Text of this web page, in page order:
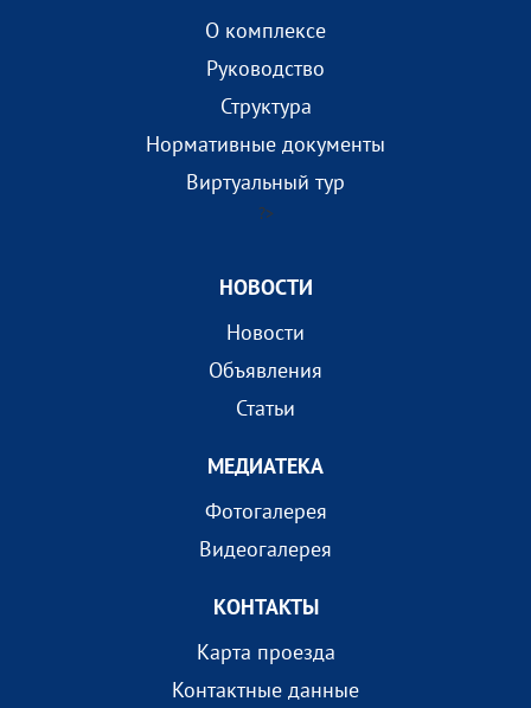
О комплексе
Руководство
Структура
Нормативные документы
Виртуальный тур
?>
НОВОСТИ
Новости
Объявления
Статьи
МEДИАТEКА
Фотогалерея
Видеогалерея
КОНТАКТЫ
Карта проезда
Контактные данные